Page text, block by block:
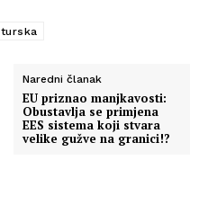
turska
Naredni članak
EU priznao manjkavosti:
Obustavlja se primjena
EES sistema koji stvara
velike gužve na granici!?